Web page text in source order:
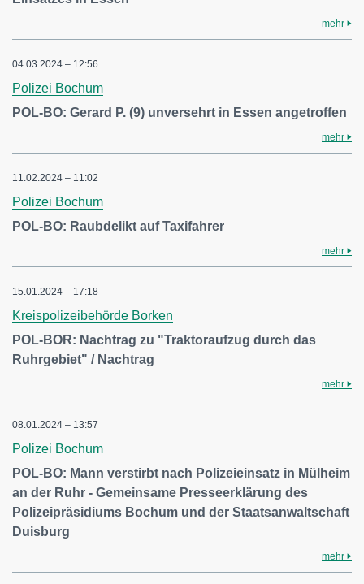
mehr
04.03.2024 – 12:56
Polizei Bochum
POL-BO: Gerard P. (9) unversehrt in Essen angetroffen
mehr
11.02.2024 – 11:02
Polizei Bochum
POL-BO: Raubdelikt auf Taxifahrer
mehr
15.01.2024 – 17:18
Kreispolizeibehörde Borken
POL-BOR: Nachtrag zu "Traktoraufzug durch das
Ruhrgebiet" / Nachtrag
mehr
08.01.2024 – 13:57
Polizei Bochum
POL-BO: Mann verstirbt nach Polizeieinsatz in Mülheim
an der Ruhr - Gemeinsame Presseerklärung des
Polizeipräsidiums Bochum und der Staatsanwaltschaft
Duisburg
mehr